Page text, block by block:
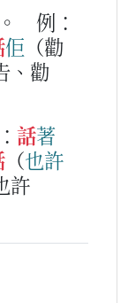
例：
佢 （勸
、勸
話著
（也許
許